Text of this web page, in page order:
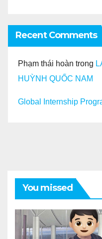
Recent Comments
Phạm thái hoàn trong
HUỲNH QUỐC NAM
Global Internship
You missed